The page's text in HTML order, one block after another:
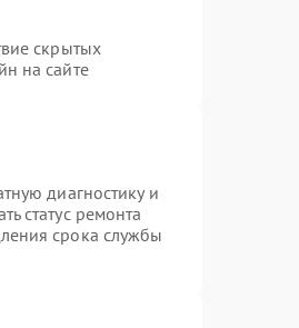
скрытых
на сайте
диагностику и
статус ремонта
срока службы